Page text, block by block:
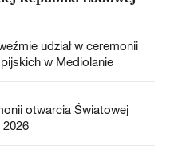
udział w ceremonii
w Mediolanie
otwarcia Światowej